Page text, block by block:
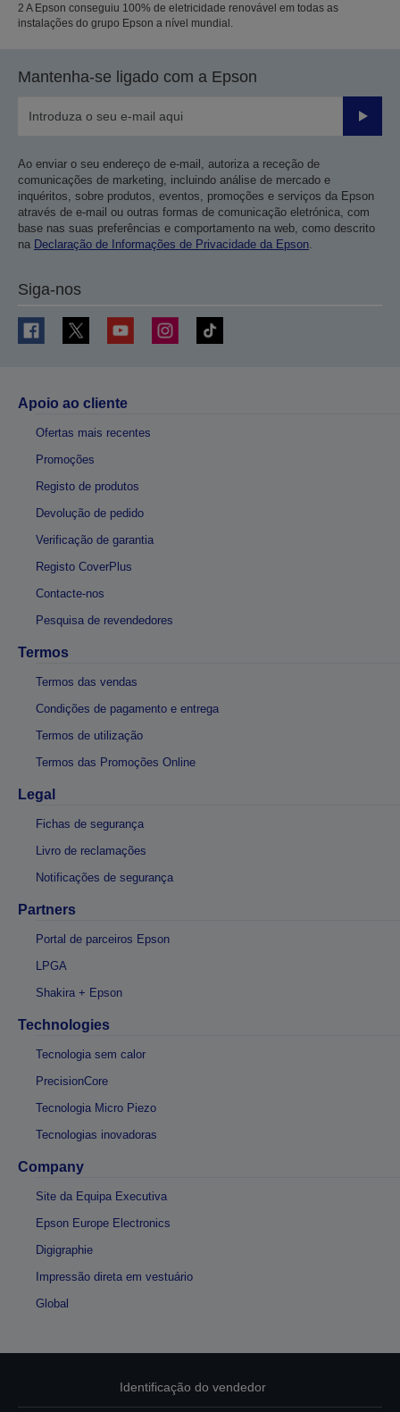
2 A Epson conseguiu 100% de eletricidade renovável em todas as
instalações do grupo Epson a nível mundial.
Mantenha-se ligado com a Epson
Enviar
Ao enviar o seu endereço de e-mail, autoriza a receção de
comunicações de marketing, incluindo análise de mercado e
inquéritos, sobre produtos, eventos, promoções e serviços da Epson
através de e-mail ou outras formas de comunicação eletrónica, com
base nas suas preferências e comportamento na web, como descrito
na Declaração de Informações de Privacidade da Epson
Siga-nos
Apoio ao cliente
Ofertas mais recentes
Promoções
Registo de produtos
Devolução de pedido
Verificação de garantia
Registo CoverPlus
Contacte-nos
Pesquisa de revendedores
Termos
Termos das vendas
Condições de pagamento e entrega
Termos de utilização
Termos das Promoções Online
Legal
Fichas de segurança
Livro de reclamações
Notificações de segurança
Partners
Portal de parceiros Epson
LPGA
Shakira + Epson
Technologies
Tecnologia sem calor
PrecisionCore
Tecnologia Micro Piezo
Tecnologias inovadoras
Company
Site da Equipa Executiva
Epson Europe Electronics
Digigraphie
Impressão direta em vestuário
Global
Identificação do vendedor